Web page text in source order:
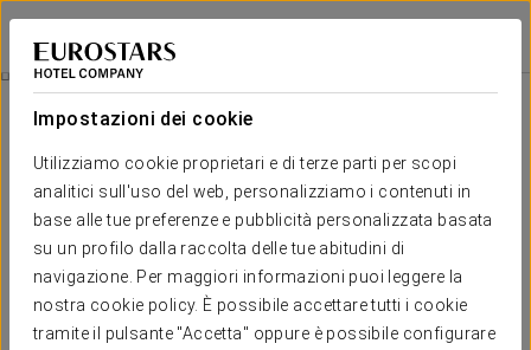
Impostazioni dei cookie
Utilizziamo cookie proprietari e di terze parti per scopi
analitici sull'uso del web, personalizziamo i contenuti in
base alle tue preferenze e pubblicità personalizzata basata
su un profilo dalla raccolta delle tue abitudini di
navigazione. Per maggiori informazioni puoi leggere la
nostra cookie policy. È possibile accettare tutti i cookie
tramite il pulsante "Accetta" oppure è possibile configurare
Exe International Palace
ROMA
Visita In Vaticano